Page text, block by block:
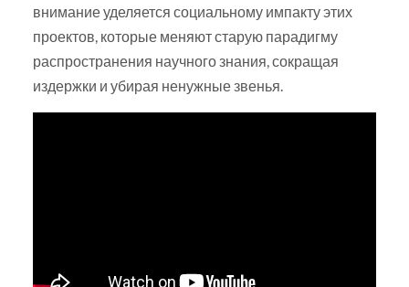
внимание уделяется социальному импакту этих
проектов, которые меняют старую парадигму
распространения научного знания, сокращая
издержки и убирая ненужные звенья.